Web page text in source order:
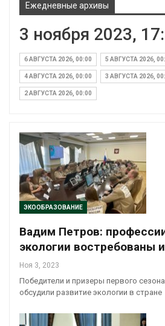
Ежедневные архивы
3 ноября 2023,
6 АВГУСТА 2026, 00:00 5 АВГУСТА 2026,
4 АВГУСТА 2026, 00:00 3 АВГУСТА 2026,
2 АВГУСТА 2026, 00:00
ЭКООБРАЗОВАНИЕ
Вадим Петров:
экологии востребованы
Ноя 3, 2023
Победители и призеры первого
обсудили развитие экологии в стране